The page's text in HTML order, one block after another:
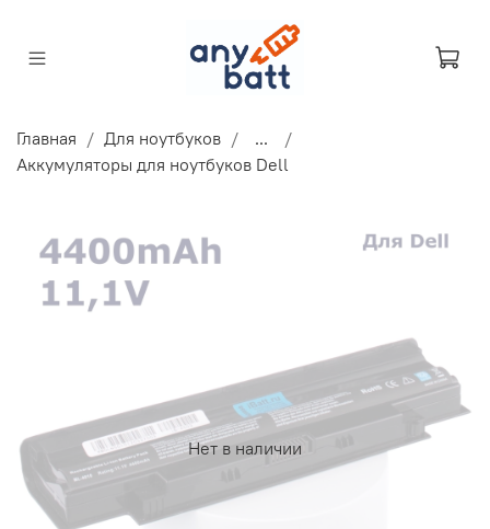
Главная Для ноутбуков
...
Аккумуляторы для ноутбуков Dell
Нет в наличии